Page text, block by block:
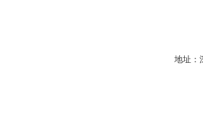
地址：